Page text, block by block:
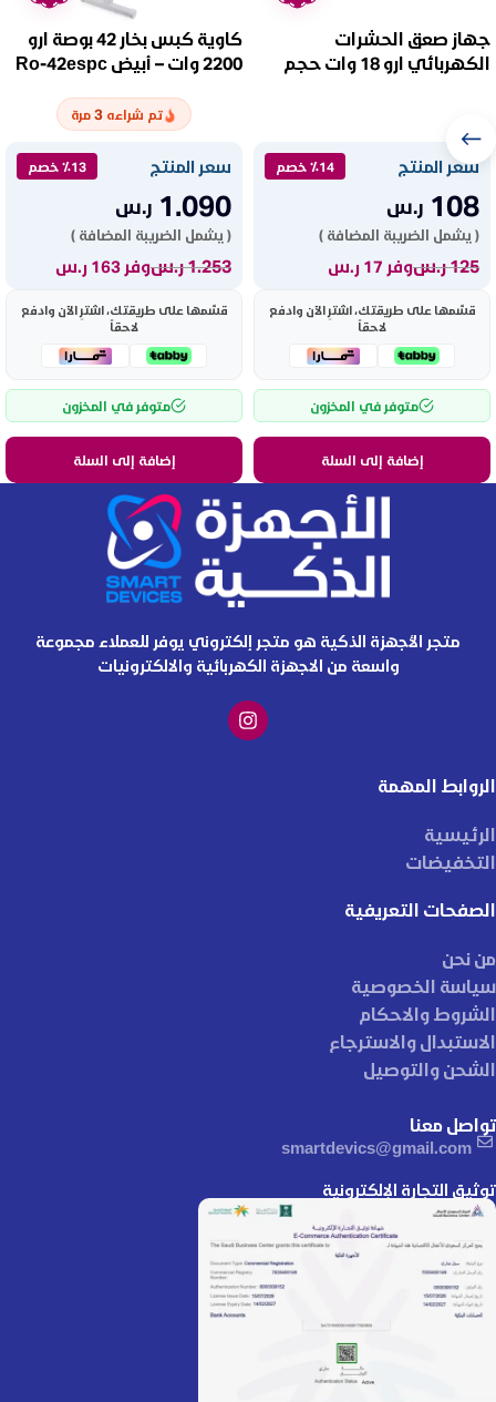
جهاز صعق الحشرات
الكهربائي ارو 18 وات حجم
سعر المنتج ٪14 خصم
108 ر.س
( يشمل الضريبة المضافة )
125ر.سوفر 17 ر.س
قسّمها على طريقتك، اشترِ الآن وادفع
لاحقاً
متوفر في المخزون
إضافة إلى السلة
كاوية كبس بخار 42 بوصة ارو
2200 وات – أبيض Ro-42espc
تم شراءه 3 مرة
سعر المنتج ٪13 خصم
1.090 ر.س
( يشمل الضريبة المضافة )
1.253ر.سوفر 163 ر.س
قسّمها على طريقتك، اشترِ الآن وادفع
لاحقاً
متوفر في المخزون
إضافة إلى السلة
متجر الأجهزة الذكية هو متجر إلكتروني يوفر للعملاء مجموعة
واسعة من الاجهزة الكهربائية والالكترونيات
الروابط المهمة
الرئيسية
التخفيضات
الصفحات التعريفية
من نحن
سياسة الخصوصية
الشروط والاحكام
الاستبدال والاسترجاع
الشحن والتوصيل
تواصل معنا
smartdevics@gmail.com
توثيق التجارة الإلكترونية